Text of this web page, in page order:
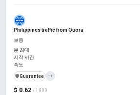
Philippines traffic from Quora
$ 0.62 / 1000
보증
분 최대
시작 시간
속도
️🛡️Guarantee +1